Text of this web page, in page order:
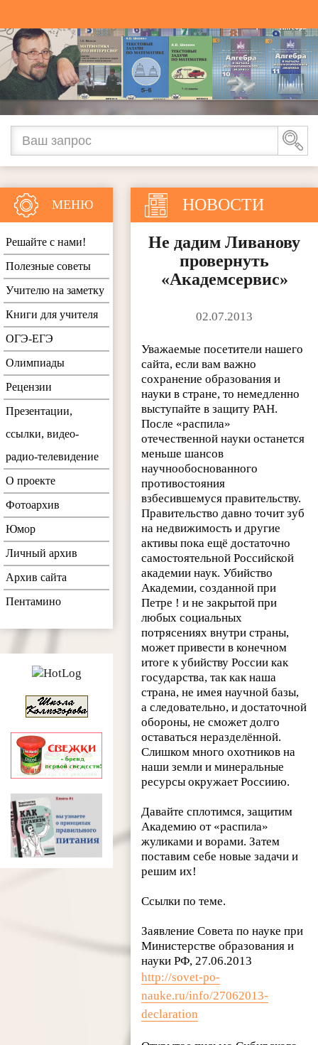
НОВОСТИ
Не дадим Ливанову
провернуть
«Академсервис»
02.07.2013
Уважаемые посетители нашего
сайта, если вам важно
сохранение образования и
науки в стране, то немедленно
выступайте в защиту РАН.
После «распила»
отечественной науки останется
меньше шансов
научнообоснованного
противостояния
взбесившемуся правительству.
Правительство давно точит зуб
на недвижимость и другие
активы пока ещё достаточно
самостоятельной Российской
академии наук. Убийство
Академии, созданной при
Петре ! и не закрытой при
любых социальных
потрясениях внутри страны,
может привести в конечном
итоге к убийству России как
государства, так как наша
страна, не имея научной базы,
а следовательно, и достаточной
обороны, не сможет долго
оставаться неразделённой.
Слишком много охотников на
наши земли и минеральные
ресурсы окружает Россиию.
Давайте сплотимся, защитим
Академию от «распила»
жуликами и ворами. Затем
поставим себе новые задачи и
решим их!
Ссылки по теме.
Заявление Совета по науке при
Министерстве образования и
науки РФ, 27.06.2013
http://sovet-po-
nauke.ru/info/27062013-
declaration
МЕНЮ
Решайте с нами!
Полезные советы
Учителю на заметку
Книги для учителя
ОГЭ-ЕГЭ
Олимпиады
Рецензии
Презентации,
ссылки, видео-
радио-телевидение
О проекте
Фотоархив
Юмор
Личный архив
Архив сайта
Пентамино